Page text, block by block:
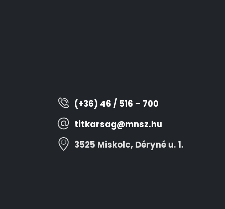
(+36) 46 / 516 – 700
titkarsag@mnsz.hu
3525 Miskolc, Déryné u. 1.